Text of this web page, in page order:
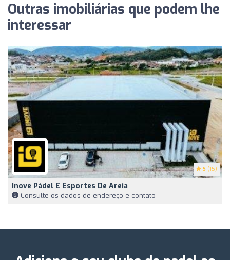
Outras imobiliárias que podem lhe
interessar
5 (15)
Inove Pádel E Esportes De Areia
Consulte os dados de endereço e contato